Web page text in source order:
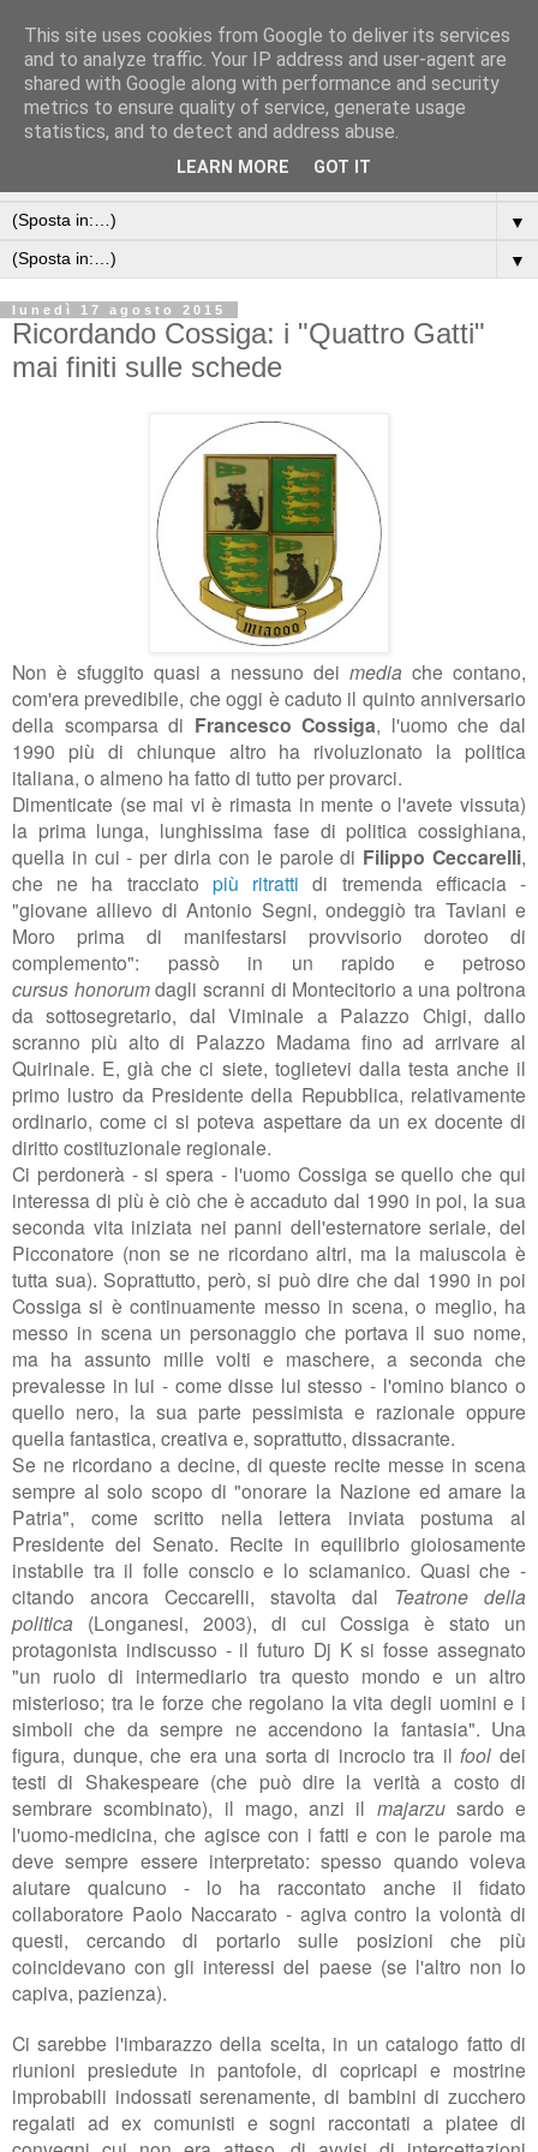
▼
▼
lunedì 17 agosto 2015
Ricordando Cossiga: i "Quattro Gatti"
mai finiti sulle schede
Non è sfuggito quasi a nessuno dei media che contano,
com'era prevedibile, che oggi è caduto il quinto anniversario
della scomparsa di Francesco Cossiga, l'uomo che dal
1990 più di chiunque altro ha rivoluzionato la politica
italiana, o almeno ha fatto di tutto per provarci.
Dimenticate (se mai vi è rimasta in mente o l'avete vissuta)
la prima lunga, lunghissima fase di politica cossighiana,
quella in cui - per dirla con le parole di Filippo Ceccarelli,
che ne ha tracciato più ritratti di tremenda efficacia -
"giovane allievo di Antonio Segni, ondeggiò tra Taviani e
Moro prima di manifestarsi provvisorio doroteo di
complemento": passò in un rapido e petroso
cursus honorumdagli scranni di Montecitorio a una poltrona
da sottosegretario, dal Viminale a Palazzo Chigi, dallo
scranno più alto di Palazzo Madama fino ad arrivare al
Quirinale. E, già che ci siete, toglietevi dalla testa anche il
primo lustro da Presidente della Repubblica, relativamente
ordinario, come ci si poteva aspettare da un ex docente di
diritto costituzionale regionale.
Ci perdonerà - si spera - l'uomo Cossiga se quello che qui
interessa di più è ciò che è accaduto dal 1990 in poi, la sua
seconda vita iniziata nei panni dell'esternatore seriale, del
Picconatore (non se ne ricordano altri, ma la maiuscola è
tutta sua). Soprattutto, però, si può dire che dal 1990 in poi
Cossiga si è continuamente messo in scena, o meglio, ha
messo in scena un personaggio che portava il suo nome,
ma ha assunto mille volti e maschere, a seconda che
prevalesse in lui - come disse lui stesso - l'omino bianco o
quello nero, la sua parte pessimista e razionale oppure
quella fantastica, creativa e, soprattutto, dissacrante.
Se ne ricordano a decine, di queste recite messe in scena
sempre al solo scopo di "onorare la Nazione ed amare la
Patria", come scritto nella lettera inviata postuma al
Presidente del Senato. Recite in equilibrio gioiosamente
instabile tra il folle conscio e lo sciamanico. Quasi che -
citando ancora Ceccarelli, stavolta dal Teatrone della
politica (Longanesi, 2003), di cui Cossiga è stato un
protagonista indiscusso - il futuro Dj K si fosse assegnato
"un ruolo di intermediario tra questo mondo e un altro
misterioso; tra le forze che regolano la vita degli uomini e i
simboli che da sempre ne accendono la fantasia". Una
figura, dunque, che era una sorta di incrocio tra il fool dei
testi di Shakespeare (che può dire la verità a costo di
sembrare scombinato), il mago, anzi il majarzusardo e
l'uomo-medicina, che agisce con i fatti e con le parole ma
deve sempre essere interpretato:spesso quando voleva
aiutare qualcuno - lo ha raccontato anche il fidato
collaboratore Paolo Naccarato - agiva contro la volontà di
questi, cercando di portarlo sulle posizioni che più
coincidevano con gli interessi del paese (se l'altro non lo
capiva, pazienza).
Ci sarebbe l'imbarazzo della scelta, in un catalogo fatto di
riunioni presiedute in pantofole, di copricapi e mostrine
improbabili indossati serenamente, di bambini di zucchero
regalati ad ex comunisti e sogni raccontati a platee di
This site uses cookies from Google to deliver its services
and to analyze traffic. Your IP address and user-agent are
shared with Google along with performance and security
metrics to ensure quality of service, generate usage
statistics, and to detect and address abuse.
LEARN MORE GOT IT